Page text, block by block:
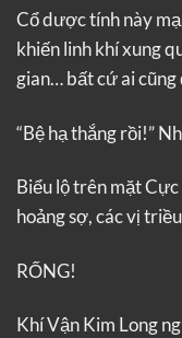
Cổ dược tính này
khiến linh khí xung
gian… bất cứ ai cũng
“Bệ hạ thắng rồi!”
Biểu lộ trên mặt
hoảng sợ, các vị
RỐNG!
Khí Vận Kim Long